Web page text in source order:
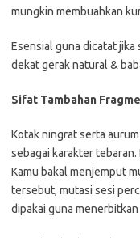
mungkin membuahkan
Esensial guna dicatat
dekat gerak natural &
Sifat Tambahan
Kotak ningrat serta
sebagai karakter
Kamu bakal menjemput
tersebut, mutasi sesi
dipakai guna